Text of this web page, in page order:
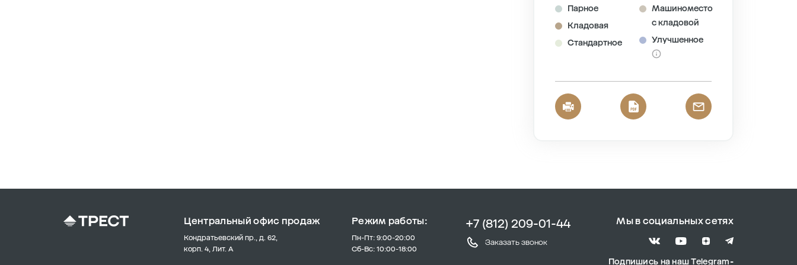
Парное
Кладовая
Стандартное
Машиноместо
с кладовой
Улучшенное
Центральный офис продаж
Кондратьевский пр., д. 62,
корп. 4, Лит. А
Режим работы:
Пн-Пт: 9:00-20:00
Сб-Вс: 10:00-18:00
+7 (812) 209-01-44
Заказать звонок
Мы в социальных сетях
Подпишись на наш Telegram-